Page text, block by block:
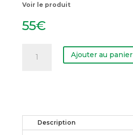
Voir le produit
55€
Rampe
Ajouter au panier
Description